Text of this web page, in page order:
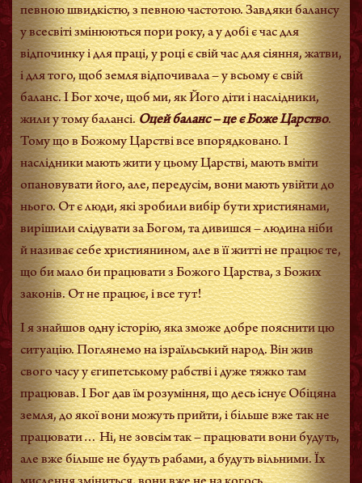
певною швидкістю, з певною частотою. Завдяки балансу
у всесвіті змінюються пори року, а у добі є час для
відпочинку і для праці, у році є свій час для сіяння, жатви,
і для того, щоб земля відпочивала – у всьому є свій
баланс. І Бог хоче, щоб ми, як Його діти і наслідники,
жили у тому балансі.Оцей баланс – це є Боже Царство.
Тому що в Божому Царстві все впорядковано. І
наслідники мають жити у цьому Царстві, мають вміти
опановувати його, але, передусім, вони мають увійти до
нього. От є люди, які зробили вибір бути християнами,
вирішили слідувати за Богом, та дивишся – людина ніби
й називає себе християнином, але в її житті не працює те,
що би мало би працювати з Божого Царства, з Божих
законів. От не працює, і все тут!
І я знайшов одну історію, яка зможе добре пояснити цю
ситуацію. Поглянемо на ізраїльський народ. Він жив
свого часу у єгипетському рабстві і дуже тяжко там
працював. І Бог дав їм розуміння, що десь існує Обіцяна
земля, до якої вони можуть прийти, і більше вже так не
працювати… Ні, не зовсім так – працювати вони будуть,
але вже більше не будуть рабами, а будуть вільними. Їх